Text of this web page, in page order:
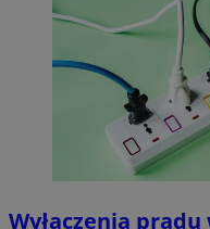
Wyłączenia